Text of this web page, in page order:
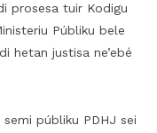
prosesa tuir Kodigu
Públiku bele
hetan justisa ne’ebé
públiku PDHJ sei